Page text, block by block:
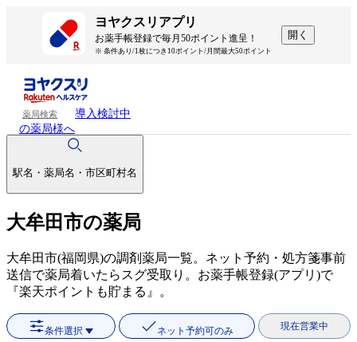
ヨヤクスリアプリ
お薬手帳登録で毎月50ポイント進呈！
※ 条件あり/1枚につき10ポイント/月間最大50ポイント
開く
薬局検索
導入検討中
の薬局様へ
駅名・薬局名・市区町村名
大牟田市の薬局
大牟田市(福岡県)の調剤薬局一覧。ネット予約・処方箋事前
送信で薬局着いたらスグ受取り。お薬手帳登録(アプリ)で
『楽天ポイントも貯まる』。
条件選択 ネット予約可のみ 現在営業中